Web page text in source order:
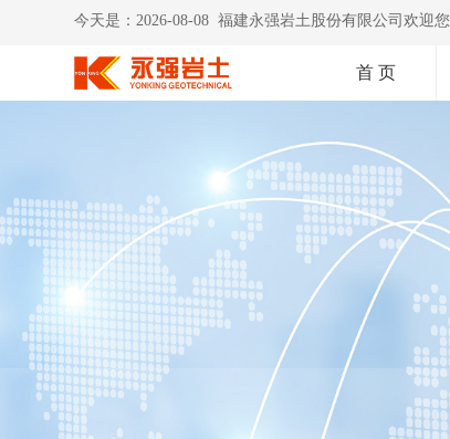
今天是：2026-08-08 福建永强岩土股份有限公司欢迎您
首 页